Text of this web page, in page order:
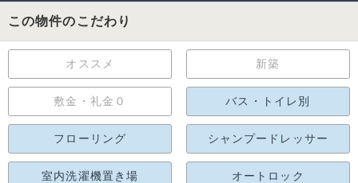
この物件のこだわり
オススメ 新築
敷金・礼金０ バス・トイレ別
フローリング シャンプードレッサー
室内洗濯機置き場 オートロック